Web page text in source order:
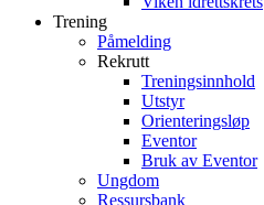
Trening
Påmelding
Rekrutt
Treningsinnhold
Utstyr
Orienteringsløp
Eventor
Bruk av Eventor
Ungdom
Ressursbank